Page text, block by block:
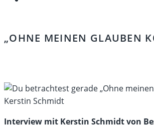
„OHNE MEINEN GLAUBEN
Kerstin Schmidt
Interview mit Kerstin Schmidt von